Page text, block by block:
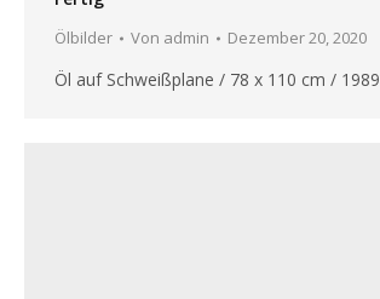
Ölbilder Von admin Dezember 20, 2020
Öl auf Schweißplane / 78 x 110 cm / 1989